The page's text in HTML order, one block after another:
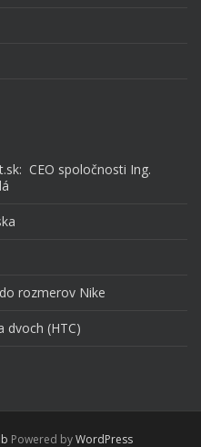
CEO spoločnosti Ing.
rozmerov Nike
dvoch (HTC)
Powered byWordPress